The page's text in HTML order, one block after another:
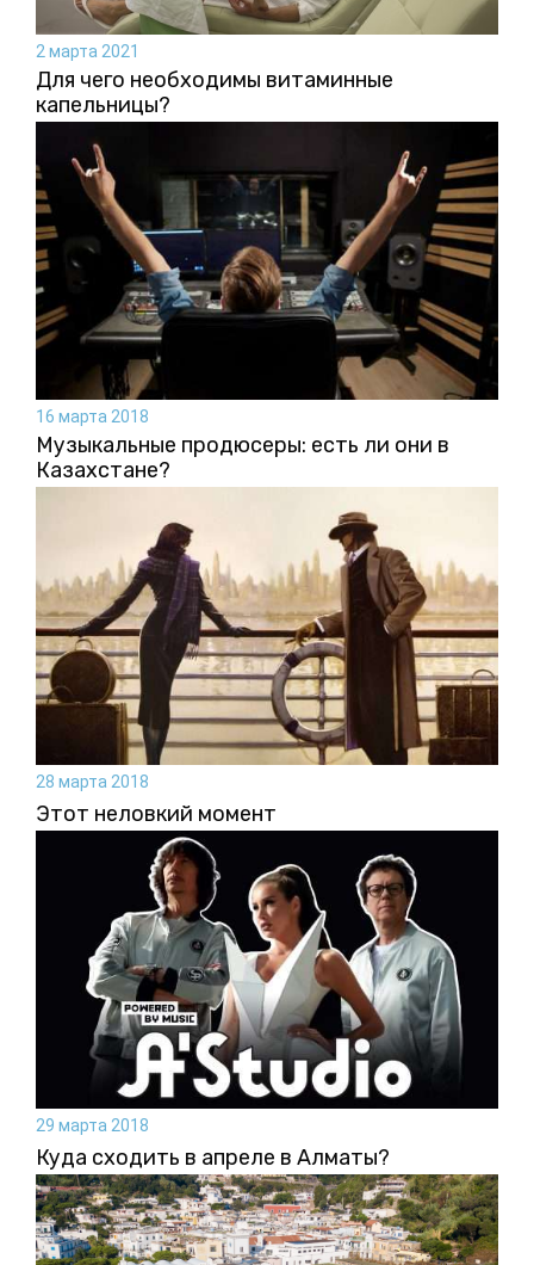
2 марта 2021
Для чего необходимы витаминные
капельницы?
16 марта 2018
Музыкальные продюсеры: есть ли они в
Казахстане?
28 марта 2018
Этот неловкий момент
29 марта 2018
Куда сходить в апреле в Алматы?